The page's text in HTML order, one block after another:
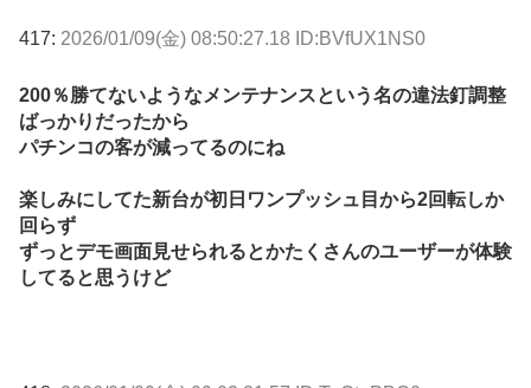
417: 2026/01/09(金) 08:50:27.18 ID:BVfUX1NS0
200％勝てないようなメンテナンスという名の違法釘調整
ばっかりだったから
パチンコの客が減ってるのにね
楽しみにしてた新台が初日ワンプッシュ目から2回転しか
回らず
ずっとデモ画面見せられるとかたくさんのユーザーが体験
してると思うけど